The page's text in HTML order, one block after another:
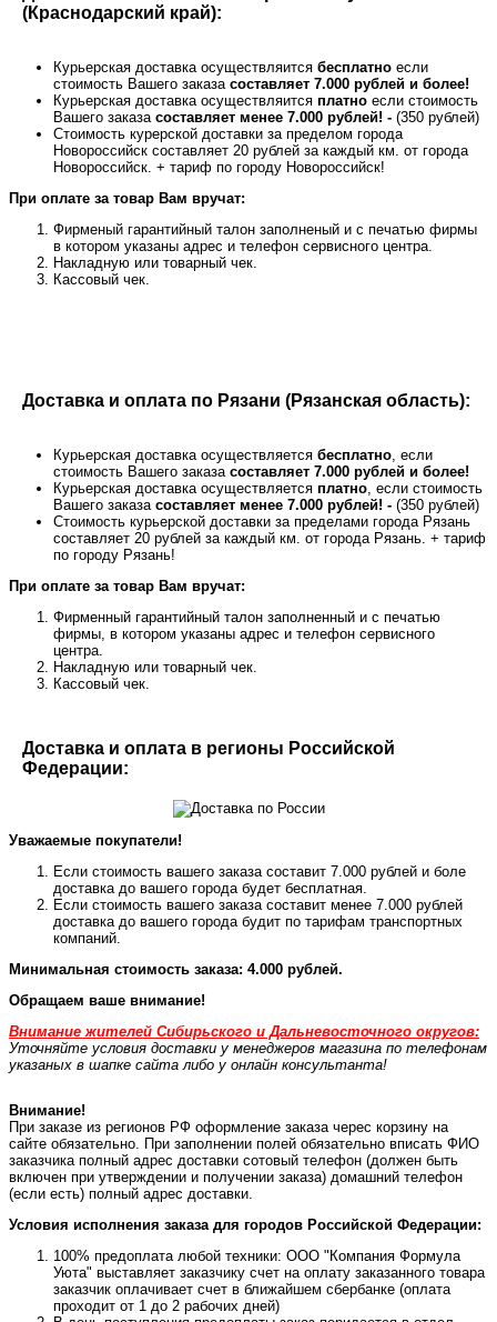
(Краснодарский край):
Курьерская доставка осуществляится бесплатно если
стоимость Вашего заказа составляет 7.000 рублей и более!
Курьерская доставка осуществляится платно если стоимость
Вашего заказа составляет менее 7.000 рублей! - (350 рублей)
Стоимость курерской доставки за пределом города
Новороссийск составляет 20 рублей за каждый км. от города
Новороссийск. + тариф по городу Новороссийск!
При оплате за товар Вам вручат:
Фирменый гарантийный талон заполненый и с печатью фирмы
в котором указаны адрес и телефон сервисного центра.
Накладную или товарный чек.
Кассовый чек.
Доставка и оплата по Рязани (Рязанская область):
Курьерская доставка осуществляется бесплатно , если
стоимость Вашего заказа составляет 7.000 рублей и более!
Курьерская доставка осуществляется платно , если стоимость
Вашего заказа составляет менее 7.000 рублей! - (350 рублей)
Стоимость курьерской доставки за пределами города Рязань
составляет 20 рублей за каждый км. от города Рязань. + тариф
по городу Рязань!
При оплате за товар Вам вручат:
Фирменный гарантийный талон заполненный и с печатью
фирмы, в котором указаны адрес и телефон сервисного
центра.
Накладную или товарный чек.
Кассовый чек.
Доставка и оплата в регионы Российской
Федерации:
Уважаемые покупатели!
Если стоимость вашего заказа составит 7.000 рублей и боле
доставка до вашего города будет бесплатная.
Если стоимость вашего заказа составит менее 7.000 рублей
доставка до вашего города будит по тарифам транспортных
компаний.
Минимальная стоимость заказа: 4.000 рублей.
Обращаем ваше внимание!
Внимание жителей Сибирьского и Дальневосточного округов:
Уточняйте условия доставки у менеджеров магазина по телефонам
указаных в шапке сайта либо у онлайн консультанта!
Внимание!
При заказе из регионов РФ оформление заказа черес корзину на
сайте обязательно. При заполнении полей обязательно вписать ФИО
заказчика полный адрес доставки сотовый телефон (должен быть
включен при утверждении и получении заказа) домашний телефон
(если есть) полный адрес доставки.
Условия исполнения заказа для городов Российской Федерации:
100% предоплата любой техники: ООО "Компания Формула
Уюта" выставляет заказчику счет на оплату заказанного товара
заказчик оплачивает счет в ближайшем сбербанке (оплата
проходит от 1 до 2 рабочих дней)